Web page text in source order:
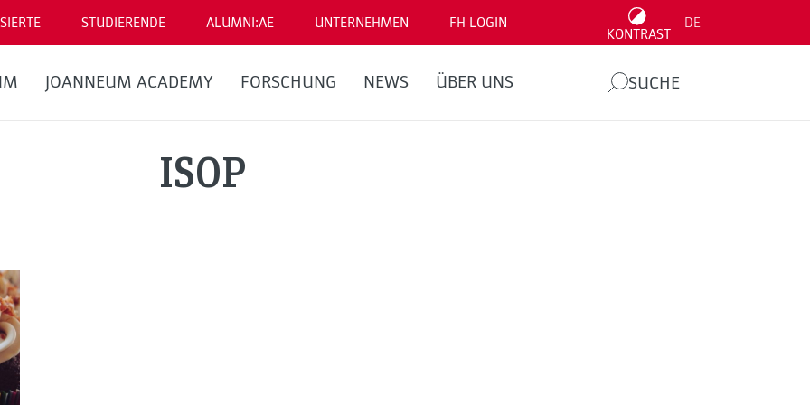
STUDIERENDE ALUMNI:AE UNTERNEHMEN FH LOGIN
KONTRAST
DE
JOANNEUM ACADEMY FORSCHUNG NEWS ÜBER UNS SUCHE
ISOP